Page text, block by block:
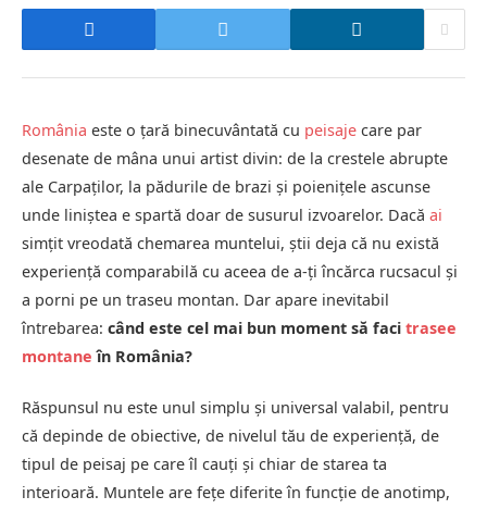
România este o țară binecuvântată cu peisaje care par
desenate de mâna unui artist divin: de la crestele abrupte
ale Carpaților, la pădurile de brazi și poienițele ascunse
unde liniștea e spartă doar de susurul izvoarelor. Dacă ai
simțit vreodată chemarea muntelui, știi deja că nu există
experiență comparabilă cu aceea de a-ți încărca rucsacul și
a porni pe un traseu montan. Dar apare inevitabil
întrebarea: când este cel mai bun moment să faci trasee
montane în România?
Răspunsul nu este unul simplu și universal valabil, pentru
că depinde de obiective, de nivelul tău de experiență, de
tipul de peisaj pe care îl cauți și chiar de starea ta
interioară. Muntele are fețe diferite în funcție de anotimp,